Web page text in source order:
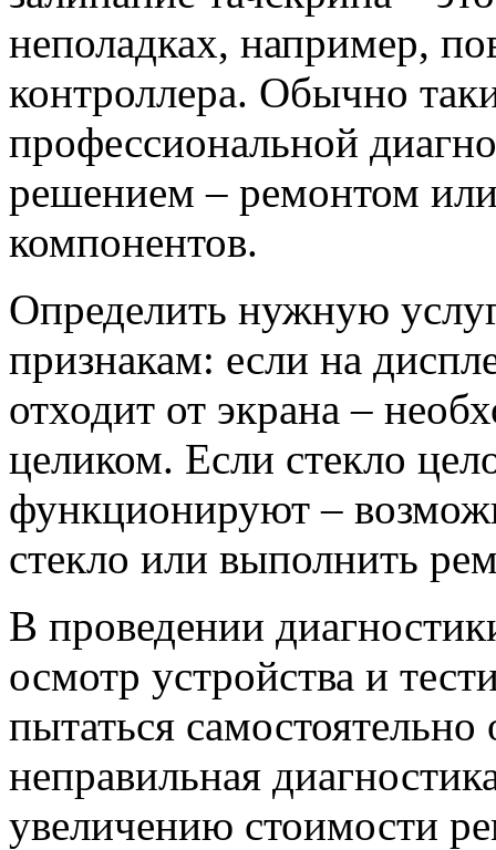
неполадках, например,
контроллера. Обычно
профессиональной
решением – ремонтом
компонентов.
Определить нужную
признакам: если на
отходит от экрана –
целиком. Если стекло
функционируют –
стекло или выполнить
В проведении
осмотр устройства и
пытаться
неправильная
увеличению стоимости